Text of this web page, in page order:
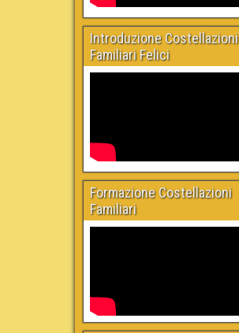
Introduzione Costellazioni
Familiari Felici
Formazione Costellazioni
Familiari